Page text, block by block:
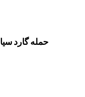
حمله گارد